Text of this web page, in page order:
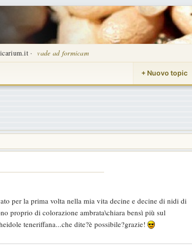
· vade ad formicam
+ Nuovo topic
per la prima volta nella mia vita decine e decine di nidi di
proprio di colorazione ambrata\chiara bensì più sul
teneriffana...che dite?è possibile?grazie!